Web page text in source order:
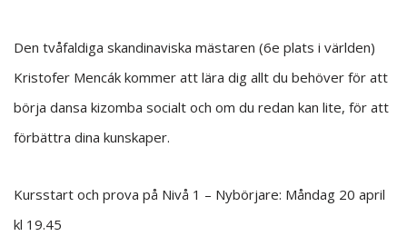
Den tvåfaldiga skandinaviska mästaren (6e plats i världen)
Kristofer Mencák kommer att lära dig allt du behöver för att
börja dansa kizomba socialt och om du redan kan lite, för att
förbättra dina kunskaper.
Kursstart och prova på Nivå 1 – Nybörjare: Måndag 20 april
kl 19.45